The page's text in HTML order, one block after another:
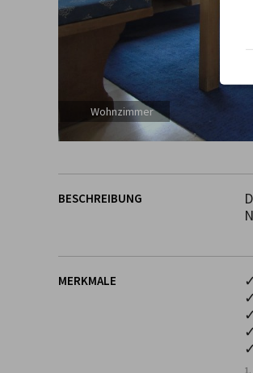
Wohnzimmer
BESCHREIBUNG
MERKMALE